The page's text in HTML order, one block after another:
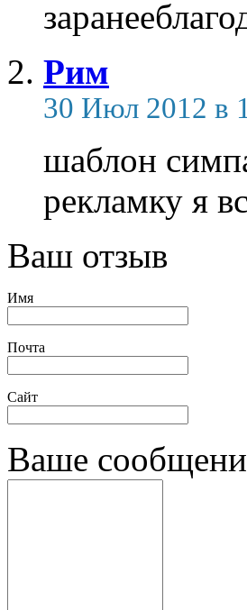
Рим
30 Июл 2012 в
шаблон
рекламку я
Ваш отзыв
Имя
Почта
Сайт
Ваше